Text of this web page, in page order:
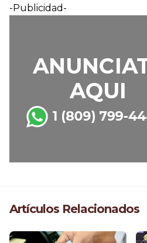
-Publicidad-
Artículos Relacionados